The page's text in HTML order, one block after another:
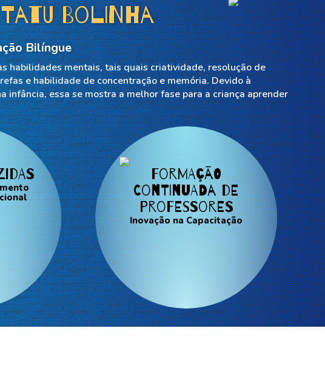
Tatu Bolinha
Bilíngue
habilidades mentais, tais quais criatividade, resolução de
e habilidade de concentração e memória. Devido à
infância, essa se mostra a melhor fase para a criança aprender
Formação
Continuada de
Professores
Inovação na Capacitação